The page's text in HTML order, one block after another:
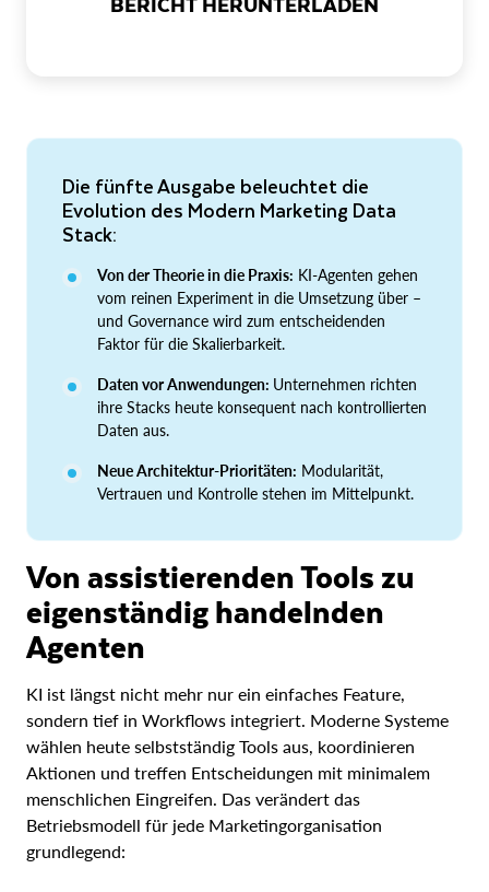
Die fünfte Ausgabe beleuchtet die
Evolution des Modern Marketing Data
Stack:
Von der Theorie in die Praxis: KI-Agenten gehen
vom reinen Experiment in die Umsetzung über –
und Governance wird zum entscheidenden
Faktor für die Skalierbarkeit.
Daten vor Anwendungen: Unternehmen richten
ihre Stacks heute konsequent nach kontrollierten
Daten aus.
Neue Architektur-Prioritäten: Modularität,
Vertrauen und Kontrolle stehen im Mittelpunkt.
Von assistierenden Tools zu
eigenständig handelnden
Agenten
KI ist längst nicht mehr nur ein einfaches Feature,
sondern tief in Workflows integriert. Moderne Systeme
wählen heute selbstständig Tools aus, koordinieren
Aktionen und treffen Entscheidungen mit minimalem
menschlichen Eingreifen. Das verändert das
Betriebsmodell für jede Marketingorganisation
grundlegend: